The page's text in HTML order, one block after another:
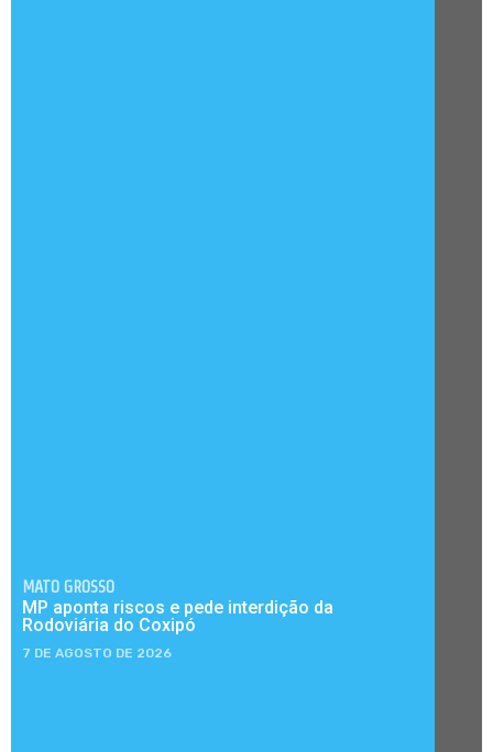
MATO GROSSO
MP aponta riscos e pede interdição da
Rodoviária do Coxipó
7 DE AGOSTO DE 2026